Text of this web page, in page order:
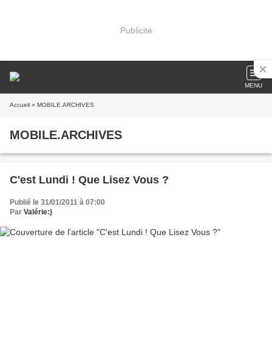
Publicité
MENU
Accueil » MOBILE.ARCHIVES
MOBILE.ARCHIVES
C'est Lundi ! Que Lisez Vous ?
Publié le 31/01/2011 à 07:00
Par Valérie:)